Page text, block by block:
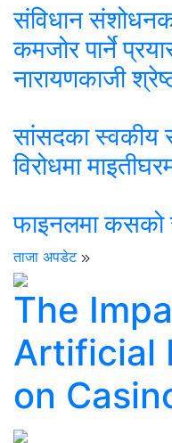
संविधान
कमजोर पार्ने
नारायणकाजी
सांसदका स्वकीय
विरोधमा
फाइनलमा कसको
ताजा अपडेट
The
Artificial
on